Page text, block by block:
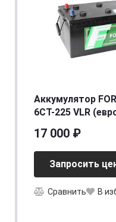
Аккумулятор
6СТ-225 VLR
17 000 ₽
Запросить
Сравнить В